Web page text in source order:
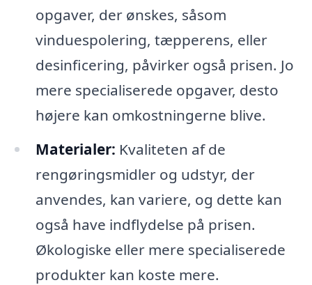
opgaver, der ønskes, såsom
vinduespolering, tæpperens, eller
desinficering, påvirker også prisen. Jo
mere specialiserede opgaver, desto
højere kan omkostningerne blive.
Materialer: Kvaliteten af de
rengøringsmidler og udstyr, der
anvendes, kan variere, og dette kan
også have indflydelse på prisen.
Økologiske eller mere specialiserede
produkter kan koste mere.